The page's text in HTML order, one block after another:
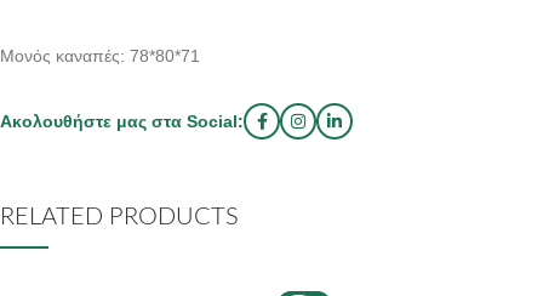
Μονός καναπές: 78*80*71
Ακολουθήστε μας στα Social:
RELATED PRODUCTS